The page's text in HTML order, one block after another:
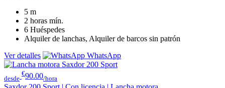
5 m
2 horas mín.
6 Huéspedes
Alquiler de lanchas, Alquiler de barcos sin patrón
Ver detalles
WhatsApp
desde
€90.00/hora